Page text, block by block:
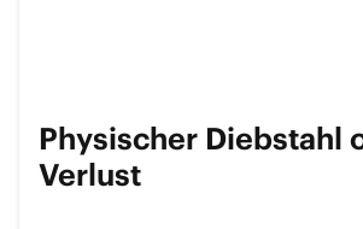
Physischer Diebstahl
Verlust